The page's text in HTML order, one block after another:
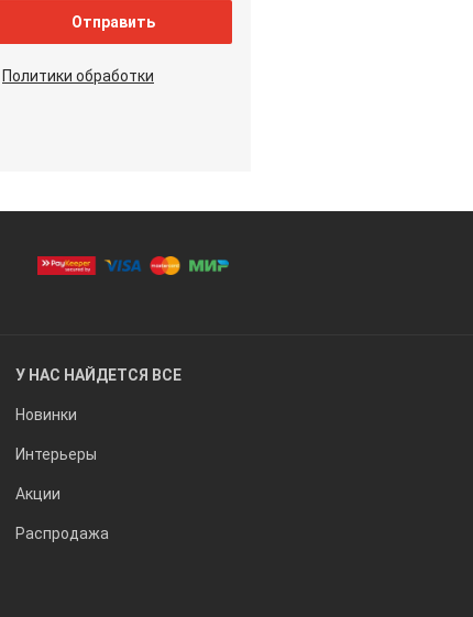
Отправить
Политики обработки
У НАС НАЙДЕТСЯ ВСЕ
Новинки
Интерьеры
Акции
Распродажа